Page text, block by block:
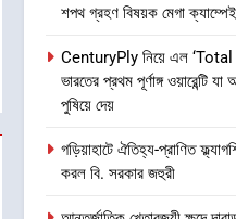
জেনুইন
পরগনা-
খবর প্লাস
*পূর্ব
শপথ গ্রহণ বিষয়ক মেগা
CenturyPly নিয়ে এল
ভারতের প্রথম পূর্ণাঙ্গ ওয়ারেন্টি
পুষিয়ে দেয়
গড়িয়াহাটে ঐতিহ্য-প্রাণিত
করল বি. সরকার জহুরী